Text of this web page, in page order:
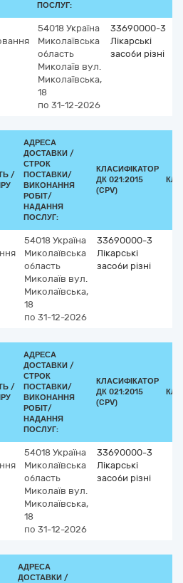
ПОСЛУГ:
54018 Україна
Миколаївська
область
Миколаїв вул.
Миколаївська,
18
по 31-12-2026
33690000-3
Лікарські
засоби різні
/
АДРЕСА
ДОСТАВКИ /
СТРОК
ПОСТАВКИ/
ВИКОНАННЯ
РОБІТ/
НАДАННЯ
ПОСЛУГ:
КЛАСИФІКАТОР
ДК 021:2015
(CPV)
54018 Україна
Миколаївська
область
Миколаїв вул.
Миколаївська,
18
по 31-12-2026
33690000-3
Лікарські
засоби різні
/
АДРЕСА
ДОСТАВКИ /
СТРОК
ПОСТАВКИ/
ВИКОНАННЯ
РОБІТ/
НАДАННЯ
ПОСЛУГ:
КЛАСИФІКАТОР
ДК 021:2015
(CPV)
54018 Україна
Миколаївська
область
Миколаїв вул.
Миколаївська,
18
по 31-12-2026
33690000-3
Лікарські
засоби різні
АДРЕСА
ДОСТАВКИ /